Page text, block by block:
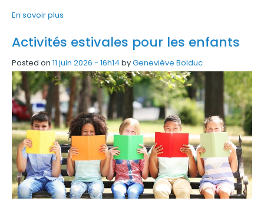
En savoir plus
Activités estivales pour les enfants
Posted on 11 juin 2026 - 16h14 byGeneviève Bolduc